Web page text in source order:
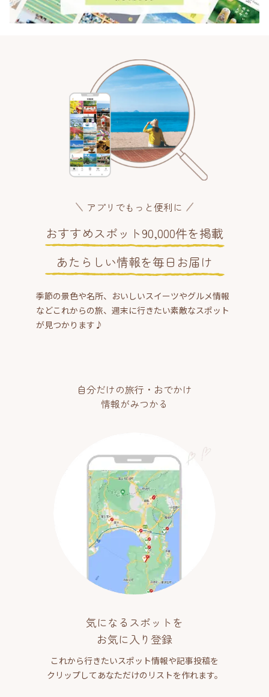
アプリでもっと便利に
おすすめスポット90,000件を掲載
あたらしい情報を毎日お届け
季節の景色や名所、おいしいスイーツやグルメ情報
などこれからの旅、週末に行きたい素敵なスポット
が見つかります♪
自分だけの旅行・おでかけ
情報がみつかる
気になるスポットを
お気に入り登録
これから行きたいスポット情報や記事投稿を
クリップしてあなただけのリストを作れます。